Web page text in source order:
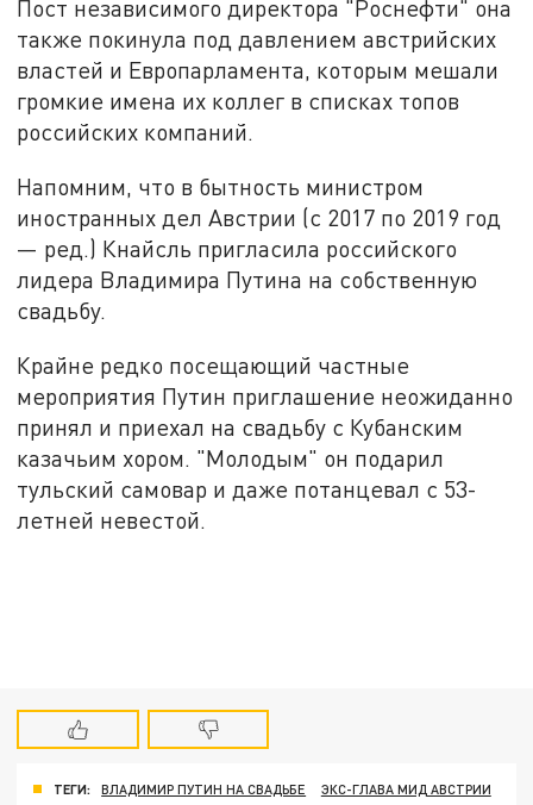
Пост независимого директора "Роснефти" она
также покинула под давлением австрийских
властей и Европарламента, которым мешали
громкие имена их коллег в списках топов
российских компаний.
Напомним, что в бытность министром
иностранных дел Австрии (с 2017 по 2019 год
— ред.) Кнайсль пригласила российского
лидера Владимира Путина на собственную
свадьбу.
Крайне редко посещающий частные
мероприятия Путин приглашение неожиданно
принял и приехал на свадьбу с Кубанским
казачьим хором. "Молодым" он подарил
тульский самовар и даже потанцевал с 53-
летней невестой.
ТЕГИ: ВЛАДИМИР ПУТИН НА СВАДЬБЕ
ЭКС-ГЛАВА МИД АВСТРИИ